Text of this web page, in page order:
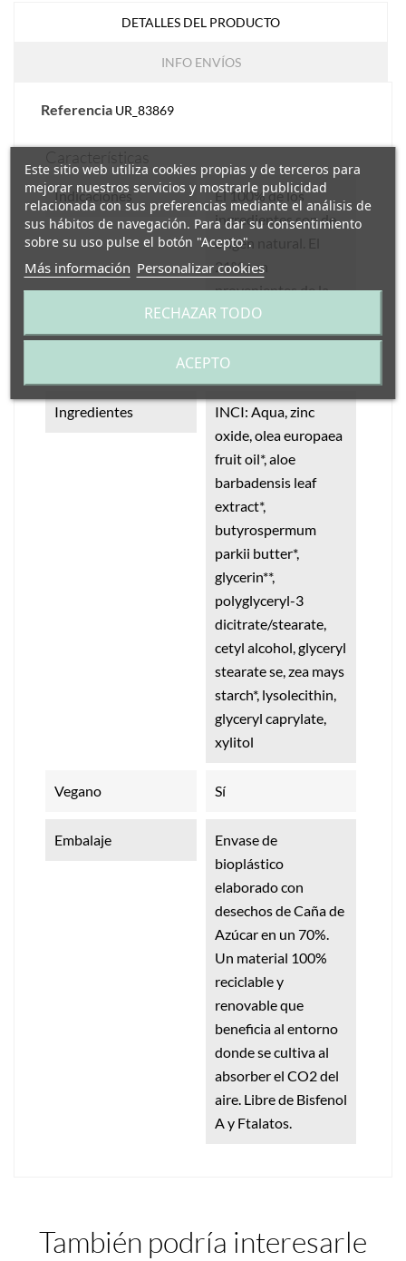
DETALLES DEL PRODUCTO
INFO ENVÍOS
Referencia UR_83869
Características
Indicaciones
El 100% de los
ingredientes son de
origen natural. El
21% son
provenientes de la
agricultura ecológica.
75 ml
Ingredientes
INCI: Aqua, zinc
oxide, olea europaea
fruit oil*, aloe
barbadensis leaf
extract*,
butyrospermum
parkii butter*,
glycerin**,
polyglyceryl-3
dicitrate/stearate,
cetyl alcohol, glyceryl
stearate se, zea mays
starch*, lysolecithin,
glyceryl caprylate,
xylitol
Vegano Sí
Embalaje
Envase de
bioplástico
elaborado con
desechos de Caña de
Azúcar en un 70%.
Un material 100%
reciclable y
renovable que
beneficia al entorno
donde se cultiva al
absorber el CO2 del
aire. Libre de Bisfenol
A y Ftalatos.
También podría interesarle
Este sitio web utiliza cookies propias y de terceros para
mejorar nuestros servicios y mostrarle publicidad
relacionada con sus preferencias mediante el análisis de
sus hábitos de navegación. Para dar su consentimiento
sobre su uso pulse el botón "Acepto".
Más información Personalizar cookies
RECHAZAR TODO
ACEPTO